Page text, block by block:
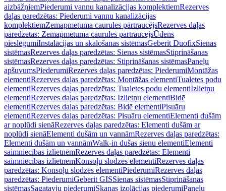
aizbāžņiemPiederumi vannu kanalizācijas komplektiemRezerves
daļas paredzētas: Piederumi vannu kanalizācijas
komplektiemZemapmetuma caurules pārtraucējsRezerves daļas
paredzētas: Zemapmetuma caurules pārtraucējsŪdens
pieslēgumiInstalācijas un skalošanas sistēmasGeberit DuofixSienas
sistēmasRezerves daļas paredzētas: Sienas sistēmasStiprināšanas
sistēmasRezerves daļas paredzētas: Stiprināšanas sistēmasPaneļu
apšuvumsPiederumiRezerves daļas paredzētas: PiederumiMontāžas
elementiRezerves daļas paredzētas: Montāžas elementiTualetes podu
elementiRezerves daļas paredzētas: Tualetes podu elementiIzlietņu
elementiRezerves daļas paredzētas: Izlietņu elementiBidē
elementiRezerves daļas paredzētas: Bidē elementiPisuāru
elementiRezerves daļas paredzētas: Pisuāru elementiElementi dušām
ar noplūdi sienāRezerves daļas paredzētas: Elementi dušām ar
noplūdi sienāElementi dušām un vannāmRezerves daļas paredzētas:
Elementi dušām un vannāmWalk-in dušas sienu elementiElementi
saimniecības izlietnēmRezerves daļas paredzētas: Elementi
saimniecības izlietnēmKonsoļu slodzes elementiRezerves daļas
paredzētas: Konsoļu slodzes elementiPiederumiRezerves daļas
paredzētas: PiederumiGeberit GISSienas sistēmasStiprināšanas
sistēmasSagatavju piederumiSkaņas izolācijas piederumiPaneļu